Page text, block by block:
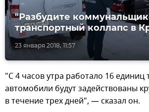
23 января 2018, 11:57
"Разбудите
транспортный коллапс в
"С 4 часов утра работало 16 единиц
автомобили будут задействованы
в течение трех дней", — сказал он.